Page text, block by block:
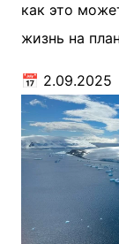
как это
жизнь на
📅 2.09.2025